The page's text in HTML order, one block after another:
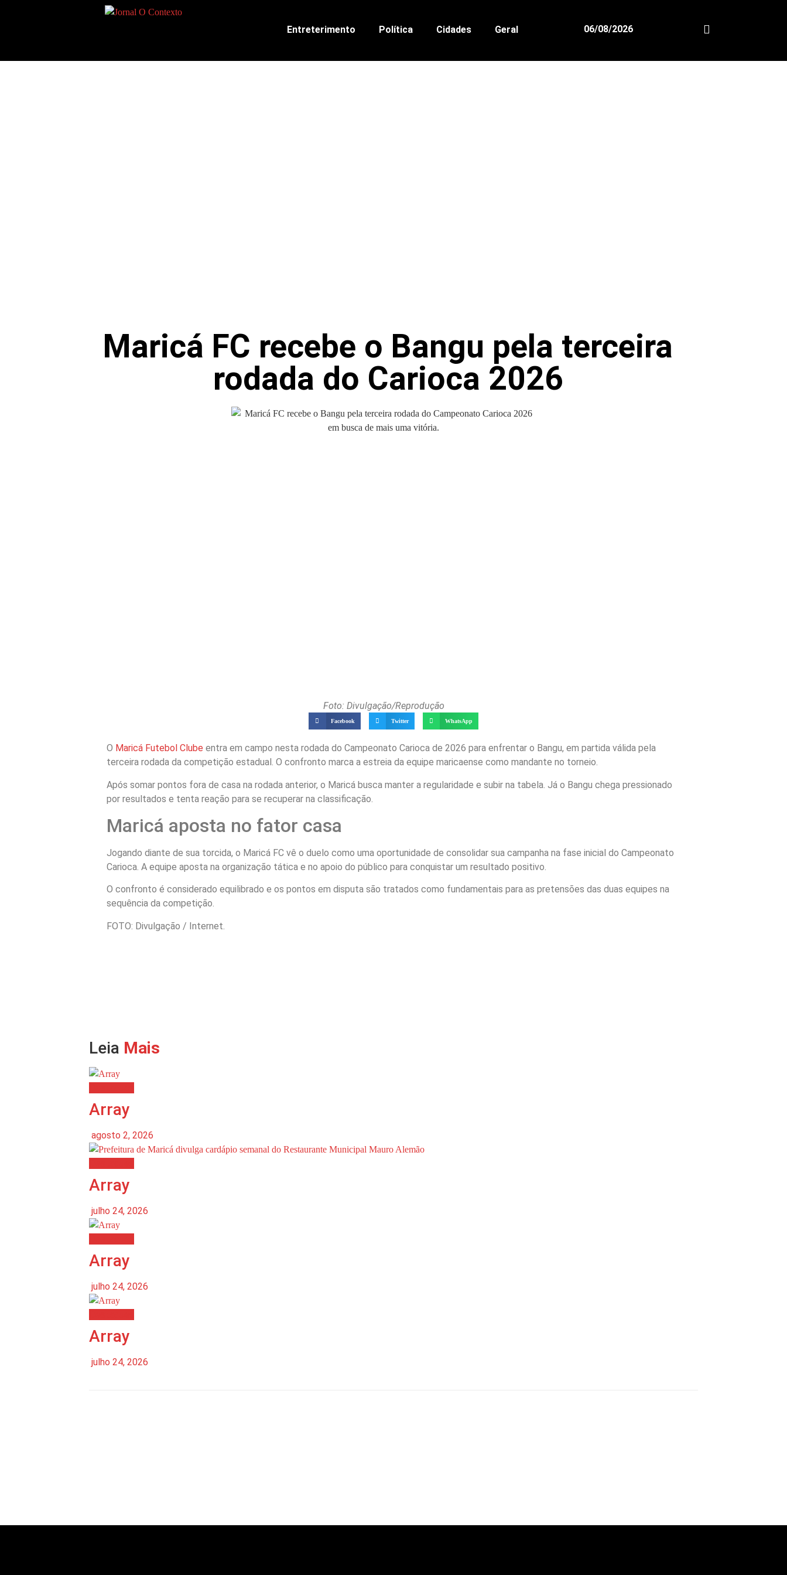
Entreterimento Política Cidades Geral 06/08/2026
Maricá FC recebe o Bangu pela terceira
rodada do Carioca 2026
Foto: Divulgação/Reprodução
Facebook Twitter WhatsApp
O Maricá Futebol Clube entra em campo nesta rodada do Campeonato Carioca de 2026 para enfrentar o Bangu, em partida válida pela
terceira rodada da competição estadual. O confronto marca a estreia da equipe maricaense como mandante no torneio.
Após somar pontos fora de casa na rodada anterior, o Maricá busca manter a regularidade e subir na tabela. Já o Bangu chega pressionado
por resultados e tenta reação para se recuperar na classificação.
Maricá aposta no fator casa
Jogando diante de sua torcida, o Maricá FC vê o duelo como uma oportunidade de consolidar sua campanha na fase inicial do Campeonato
Carioca. A equipe aposta na organização tática e no apoio do público para conquistar um resultado positivo.
O confronto é considerado equilibrado e os pontos em disputa são tratados como fundamentais para as pretensões das duas equipes na
sequência da competição.
FOTO: Divulgação / Internet.
Leia Mais
Array
agosto 2, 2026
Array
julho 24, 2026
Array
julho 24, 2026
Array
julho 24, 2026